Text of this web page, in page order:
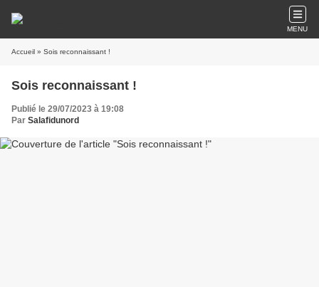
MENU
Accueil » Sois reconnaissant !
Sois reconnaissant !
Publié le 29/07/2023 à 19:08
Par Salafidunord